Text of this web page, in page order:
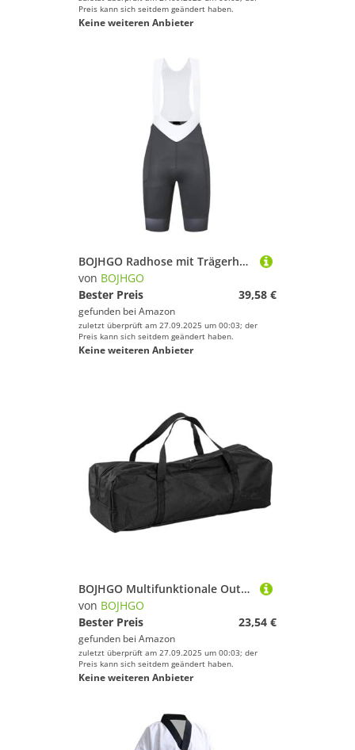
Preis kann sich seitdem geändert haben.
Keine weiteren Anbieter
BOJHGO Radhose mit Trägerhose und 6-Stunden-Polsterung, Rennradhose, Damen-Trägerhose, Sommer-Fahrradhose(DEEP Grey,M)
von BOJHGO
Bester Preis
39,58 €
gefunden bei Amazon
zuletzt überprüft am 27.09.2025 um 00:03; der
Preis kann sich seitdem geändert haben.
Keine weiteren Anbieter
BOJHGO Multifunktionale Outdoor-Aufbewahrungstasche Zelt & Markisenstange Organizer Heavy-Duty Gear Pouch(59Cm Long)
von BOJHGO
Bester Preis
23,54 €
gefunden bei Amazon
zuletzt überprüft am 27.09.2025 um 00:03; der
Preis kann sich seitdem geändert haben.
Keine weiteren Anbieter